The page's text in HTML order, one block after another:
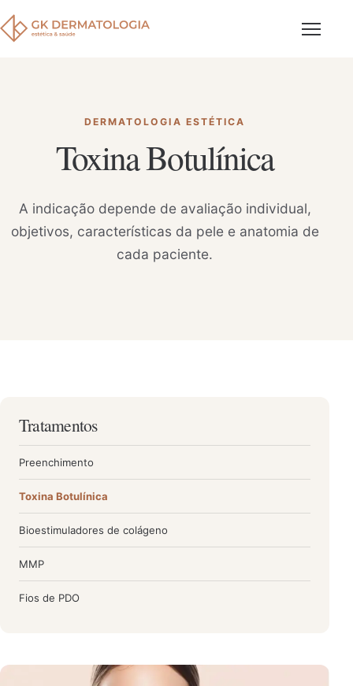
Abrir
DERMATOLOGIA ESTÉTICA
Toxina Botulínica
A indicação depende de avaliação individual,
objetivos, características da pele e anatomia de
cada paciente.
Tratamentos
Preenchimento
Toxina Botulínica
Bioestimuladores de colágeno
MMP
Fios de PDO